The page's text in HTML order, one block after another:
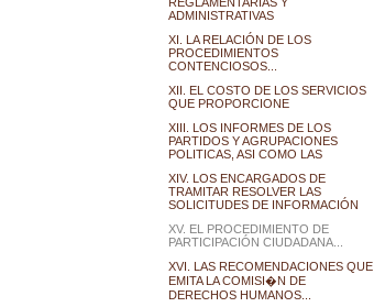
ADMINISTRATIVAS
XI. LA RELACIÓN DE LOS
PROCEDIMIENTOS
CONTENCIOSOS...
XII. EL COSTO DE LOS SERVICIOS
QUE PROPORCIONE
XIII. LOS INFORMES DE LOS
PARTIDOS Y AGRUPACIONES
POLITICAS, ASI COMO LAS
XIV. LOS ENCARGADOS DE
TRAMITAR RESOLVER LAS
SOLICITUDES DE INFORMACIÓN
XV. EL PROCEDIMIENTO DE
PARTICIPACIÓN CIUDADANA...
XVI. LAS RECOMENDACIONES QUE
EMITA LA COMISI�N DE
DERECHOS HUMANOS...